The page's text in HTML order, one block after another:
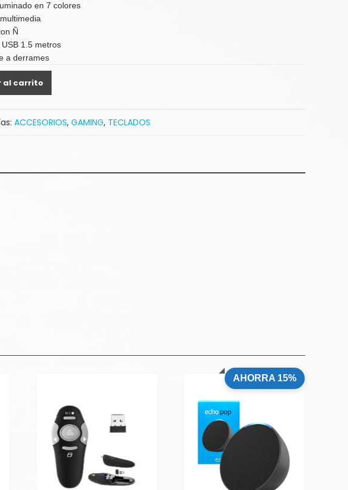
en 7 colores
Ñ
1.5 metros
a derrames
al carrito
ACCESORIOS, GAMING, TECLADOS
AHORRA 15%